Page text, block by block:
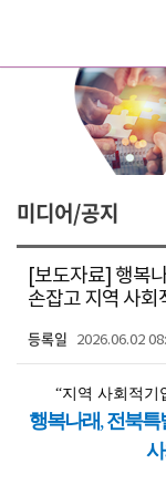
미디어/공지
[보도자료] 행복
손잡고 지역 사회
등록일 2026.06.02
“지역 사회적기
행복나래,전북특